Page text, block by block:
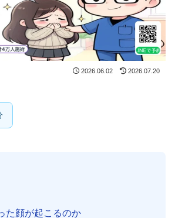
2026.06.02 2026.07.20
た顔が起こるのか